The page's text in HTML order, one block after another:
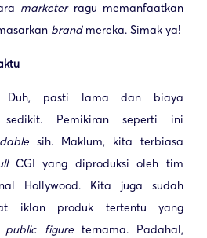
marketerragu memanfaatkan
brandmereka. Simak ya!
Duh, pasti lama dan biaya
sedikit. Pemikiran seperti ini
sih. Maklum, kita terbiasa
CGI yang diproduksi oleh tim
Hollywood. Kita juga sudah
iklan produk tertentu yang
public figureternama. Padahal,